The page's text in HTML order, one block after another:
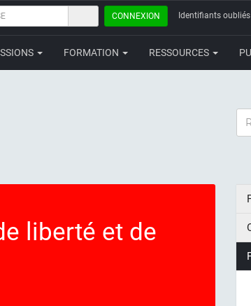
CONNEXION Identifiants oubliés
FORMATION RESSOURCES
liberté et de